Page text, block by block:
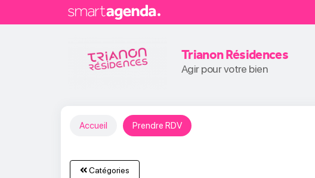
Trianon Résidences
Agir pour votre bien
Accueil Prendre RDV
Catégories